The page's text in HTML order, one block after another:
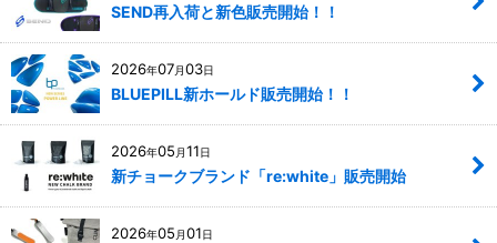
SEND再入荷と新色販売開始！！
2026年07月03日
BLUEPILL新ホールド販売開始！！
2026年05 月11日
新チョークブランド「re:white」販売開始
2026年05 月01日